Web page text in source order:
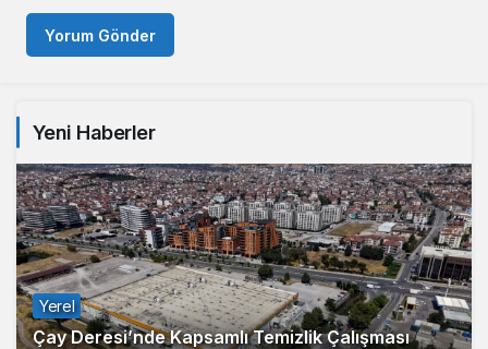
Yorum Gönder
Yeni Haberler
Yerel
Çay Deresi’nde Kapsamlı Temizlik Çalışması